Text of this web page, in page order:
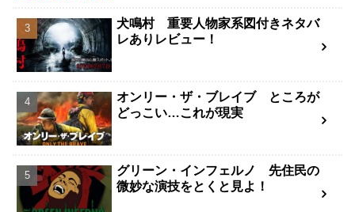
犬鳴村 重要人物家系図付きネタバ
レありレビュー！
オンリー・ザ・ブレイブ ところが
どっこい…これが現実
グリーン・インフェルノ 先住民の
微妙な演技をとくと見よ！